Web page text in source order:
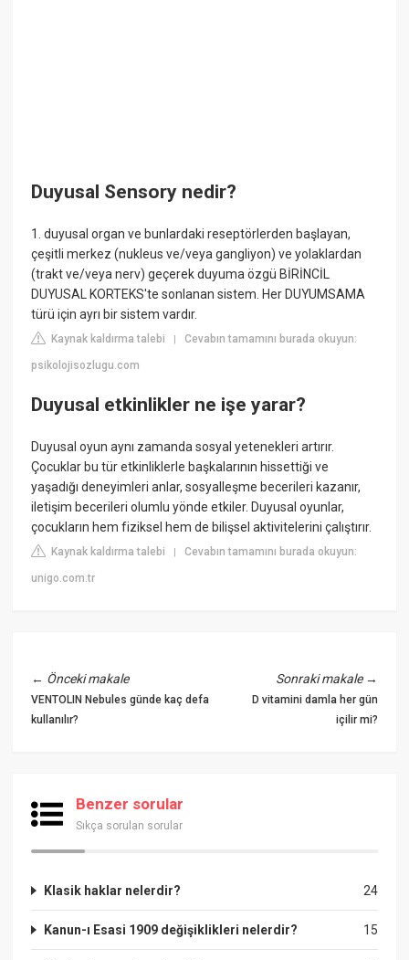
Duyusal Sensory nedir?
1. duyusal organ ve bunlardaki reseptörlerden başlayan,
çeşitli merkez (nukleus ve/veya gangliyon) ve yolaklardan
(trakt ve/veya nerv) geçerek duyuma özgü BİRİNCİL
DUYUSAL KORTEKS'te sonlanan sistem. Her DUYUMSAMA
türü için ayrı bir sistem vardır.
Kaynak kaldırma talebi |Cevabın tamamını burada okuyun:
psikolojisozlugu.com
Duyusal etkinlikler ne işe yarar?
Duyusal oyun aynı zamanda sosyal yetenekleri artırır.
Çocuklar bu tür etkinliklerle başkalarının hissettiği ve
yaşadığı deneyimleri anlar, sosyalleşme becerileri kazanır,
iletişim becerileri olumlu yönde etkiler. Duyusal oyunlar,
çocukların hem fiziksel hem de bilişsel aktivitelerini çalıştırır.
Kaynak kaldırma talebi |Cevabın tamamını burada okuyun:
unigo.com.tr
← Önceki makale
VENTOLIN Nebules günde kaç defa
kullanılır?
Sonraki makale→
D vitamini damla her gün
içilir mi?
Benzer sorular
Sıkça sorulan sorular
24
Klasik haklar nelerdir?
15
Kanun-ı Esasi 1909 değişiklikleri nelerdir?